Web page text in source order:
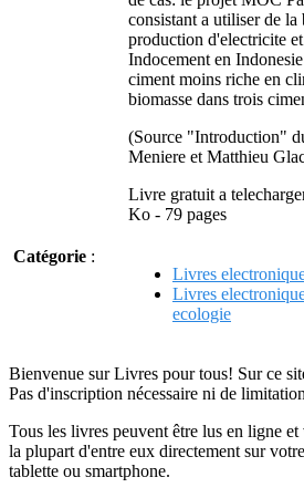
consistant a utiliser de la
production d'electricite
Indocement en
ciment moins riche en
biomasse dans trois
(Source "Introduction"
Meniere et Matthieu
Livre gratuit a
Ko - 79 pages
Catégorie :
Livres
Livres
ecologie
Bienvenue sur Livres pour tous! Sur ce
Pas d'inscription nécessaire ni de
Tous les livres peuvent être lus en ligne
la plupart d'entre eux directement sur
tablette ou smartphone.